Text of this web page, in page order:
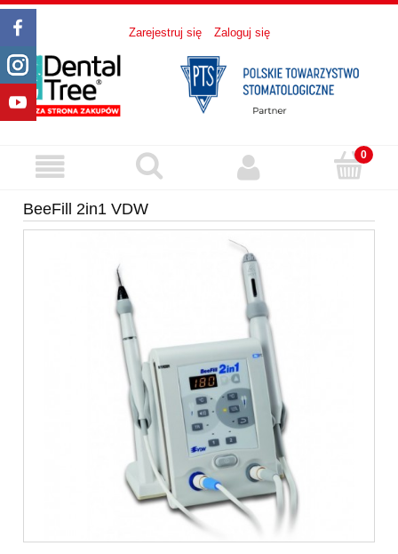
Zarejestruj się Zaloguj się
BeeFill 2in1 VDW